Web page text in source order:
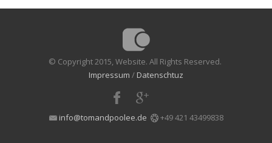
© Copyright 2015, Website. All Rights Reserved.
Impressum / Datenschtuz
info@tomandpoolee.de +49 421 43499838